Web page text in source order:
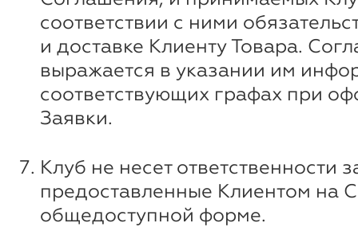
соответствии с ними
и доставке Клиенту Товара.
выражается в указании им
соответствующих графах при
Заявки.
Клуб не несет ответственности
предоставленные Клиентом на
общедоступной форме.